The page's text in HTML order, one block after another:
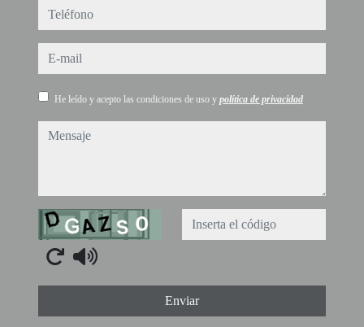
teléfono
e-mail
He leído y acepto las condiciones de uso y política de privacidad
mensaje
Captcha
Enviar